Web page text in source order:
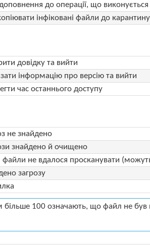
до операції, що
інфіковані файли до карантину
довідку та вийти
інформацію про версію та вийти
час останнього доступу
не знайдено
знайдено й очищено
файли не вдалося просканувати
загрозу
більше 100 означають, що файл не